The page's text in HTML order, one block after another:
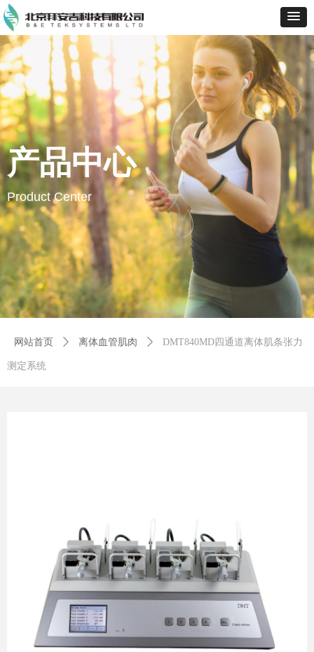
产品中心
Product Center
网站首页 ꄲ 离体血管肌肉 ꄲ DMT840MD四通道离体肌条张力
测定系统